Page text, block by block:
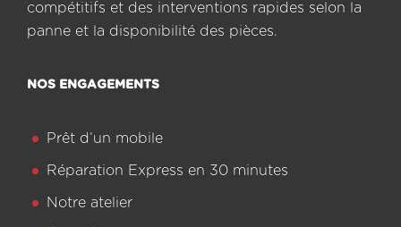
compétitifs et des interventions rapides selon la
panne et la disponibilité des pièces.
NOS ENGAGEMENTS
Prêt d’un mobile
Réparation Express en 30 minutes
Notre atelier